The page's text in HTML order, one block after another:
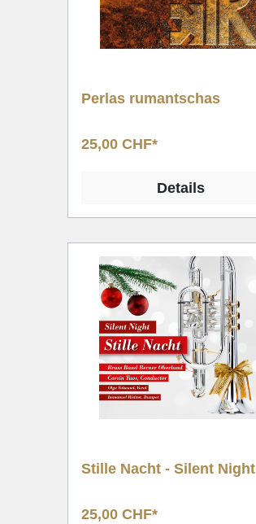
Perlas rumantschas
25,00 CHF*
Details
Stille Nacht - Silent Night
25,00 CHF*